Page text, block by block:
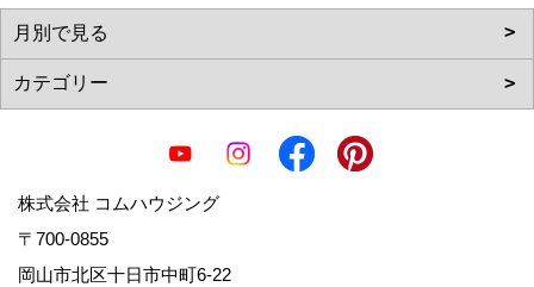
株式会社 コムハウジング
〒700-0855
岡山市北区十日市中町6-22